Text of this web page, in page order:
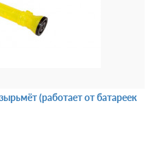
(работает от батареек